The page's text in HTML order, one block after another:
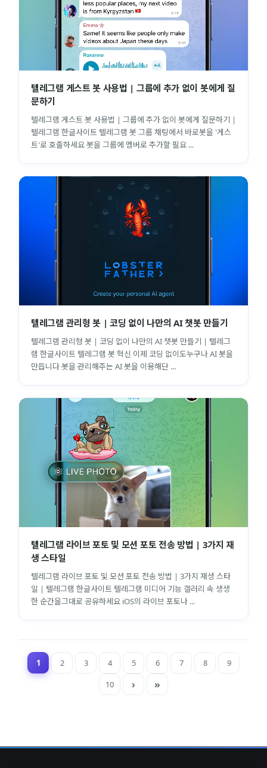
텔레그램 게스트 봇 사용법 | 그룹에 추가 없이 봇에게 질
문하기
텔레그램 게스트 봇 사용법 | 그룹에 추가 없이 봇에게 질문하기 |
텔레그램 한글사이트 텔레그램 봇 그룹 채팅에서 바로봇을 '게스
트'로 호출하세요 봇을 그룹에 멤버로 추가할 필요 ...
텔레그램 관리형 봇 | 코딩 없이 나만의 AI 챗봇 만들기
텔레그램 관리형 봇 | 코딩 없이 나만의 AI 챗봇 만들기 | 텔레그
램 한글사이트 텔레그램 봇 혁신 이제 코딩 없이도누구나 AI 봇을
만듭니다 봇을 관리해주는 AI 봇을 이용해단 ...
텔레그램 라이브 포토 및 모션 포토 전송 방법 | 3가지 재
생 스타일
텔레그램 라이브 포토 및 모션 포토 전송 방법 | 3가지 재생 스타
일 | 텔레그램 한글사이트 텔레그램 미디어 기능 갤러리 속 생생
한 순간을그대로 공유하세요 iOS의 라이브 포토나 ...
1 2 3 4 5 6 7 8
9
10